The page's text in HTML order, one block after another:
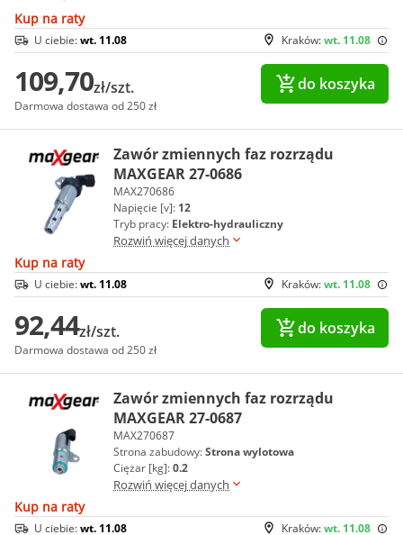
Kup na raty
Kraków:wt. 11.08
U ciebie:wt. 11.08
109,70zł/szt.
Darmowa dostawa od 250 zł
do koszyka
Zawór zmiennych faz rozrządu
MAXGEAR 27-0686
MAX270686
Napięcie [v]: 12
Tryb pracy: Elektro-hydrauliczny
Rozwiń więcej danych
Kup na raty
Kraków:wt. 11.08
U ciebie:wt. 11.08
92,44zł/szt.
Darmowa dostawa od 250 zł
do koszyka
Zawór zmiennych faz rozrządu
MAXGEAR 27-0687
MAX270687
Strona zabudowy:Strona wylotowa
Ciężar [kg]:0.2
Rozwiń więcej danych
Kup na raty
Kraków:wt. 11.08
U ciebie:wt. 11.08